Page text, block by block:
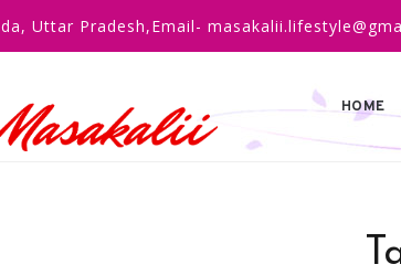
Uttar Pradesh,Email-
HOME